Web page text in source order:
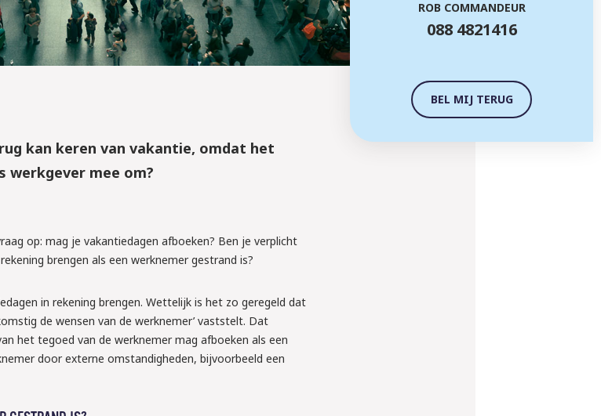
kan keren van vakantie, omdat het
werkgever mee om?
op: mag je vakantiedagen afboeken? Ben je verplicht
brengen als een werknemer gestrand is?
in rekening brengen. Wettelijk is het zo geregeld dat
de wensen van de werknemer’ vaststelt. Dat
het tegoed van de werknemer mag afboeken als een
door externe omstandigheden, bijvoorbeeld een
ROB COMMANDEUR
088 4821416
BEL MIJ TERUG